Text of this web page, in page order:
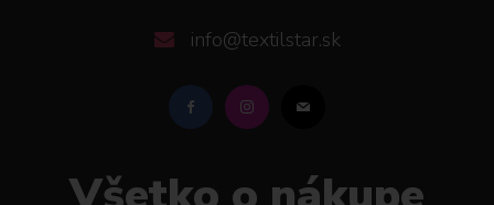
info@textilstar.sk